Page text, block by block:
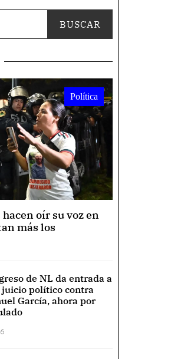
Política
oír su voz en
más los
de NL da entrada a
político contra
García, ahora por